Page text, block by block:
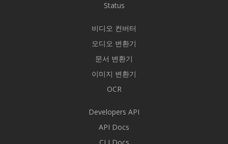
Status
비디오 컨버터
오디오 변환기
문서 변환기
이미지 변환기
OCR
Developers API
API Docs